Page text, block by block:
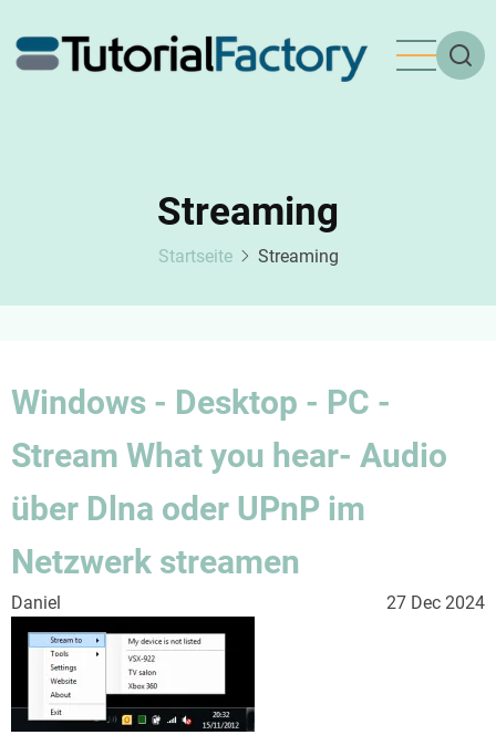
zum
Inhalt
Streaming
Startseite Streaming
Windows - Desktop - PC -
Stream What you hear- Audio
über Dlna oder UPnP im
Netzwerk streamen
Daniel 27 Dec 2024